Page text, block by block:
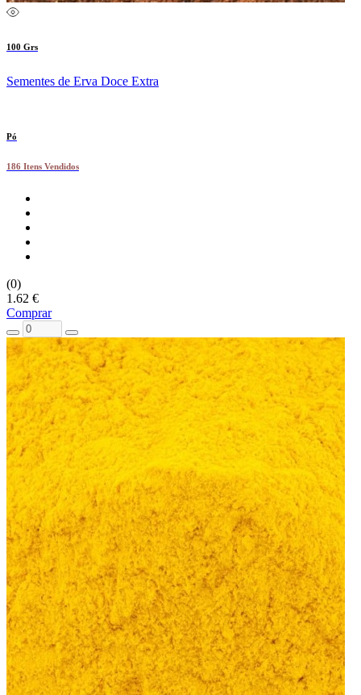
100 Grs
Sementes de Erva Doce Extra
Pó
186 Itens Vendidos
(0)
1.62 €
Comprar